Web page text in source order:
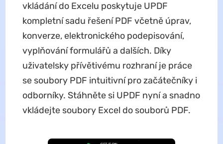
vkládání do Excelu poskytuje UPDF
kompletní sadu řešení PDF včetně úprav,
konverze, elektronického podepisování,
vyplňování formulářů a dalších. Díky
uživatelsky přívětivému rozhraní je práce
se soubory PDF intuitivní pro začátečníky i
odborníky. Stáhněte si UPDF nyní a snadno
vkládejte soubory Excel do souborů PDF.